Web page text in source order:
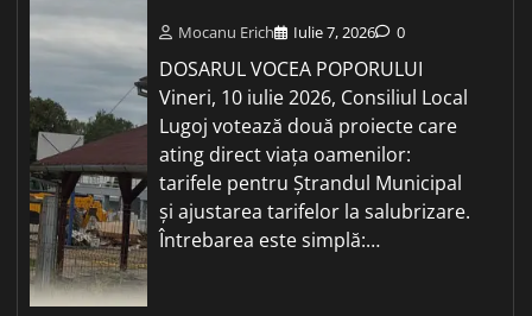
Mocanu Erich Iulie 7, 2026 0
DOSARUL VOCEA POPORULUI
Vineri, 10 iulie 2026, Consiliul Local
Lugoj votează două proiecte care
ating direct viața oamenilor:
tarifele pentru Ștrandul Municipal
și ajustarea tarifelor la salubrizare.
Întrebarea este simplă:…